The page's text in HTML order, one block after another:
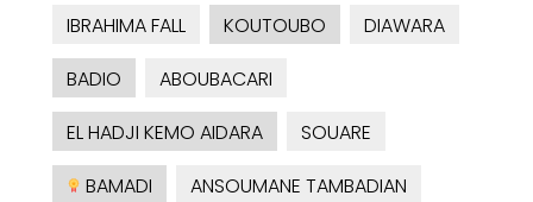
IBRAHIMA FALL
KOUTOUBO
DIAWARA
BADIO
ABOUBACARI
EL HADJI KEMO AIDARA
SOUARE
BAMADI
ANSOUMANE TAMBADIAN